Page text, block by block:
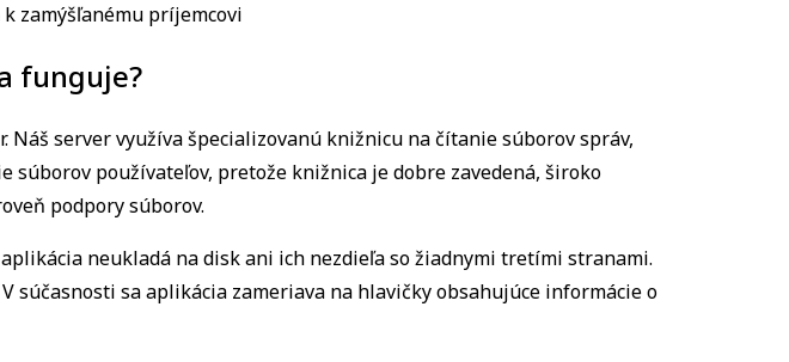
zamýšľanému príjemcovi
funguje?
Náš server využíva špecializovanú knižnicu na čítanie súborov správ,
používateľov, pretože knižnica je dobre zavedená, široko
podpory súborov.
neukladá na disk ani ich nezdieľa so žiadnymi tretími stranami.
súčasnosti sa aplikácia zameriava na hlavičky obsahujúce informácie o